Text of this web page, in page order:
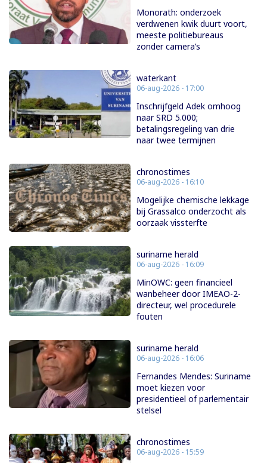
Monorath: onderzoek
verdwenen kwik duurt voort,
meeste politiebureaus
zonder camera’s
waterkant
06-aug-2026 - 17:00
Inschrijfgeld Adek omhoog
naar SRD 5.000;
betalingsregeling van drie
naar twee termijnen
chronostimes
06-aug-2026 - 16:10
Mogelijke chemische lekkage
bij Grassalco onderzocht als
oorzaak vissterfte
suriname herald
06-aug-2026 - 16:09
MinOWC: geen financieel
wanbeheer door IMEAO-2-
directeur, wel procedurele
fouten
suriname herald
06-aug-2026 - 16:06
Fernandes Mendes: Suriname
moet kiezen voor
presidentieel of parlementair
stelsel
chronostimes
06-aug-2026 - 15:59